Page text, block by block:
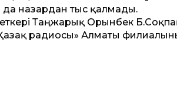
назардан тыс қалмады.
Таңжарық Орынбек
радиосы» Алматы